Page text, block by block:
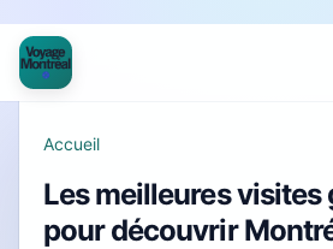
Accueil
Les meilleures visites
pour découvrir